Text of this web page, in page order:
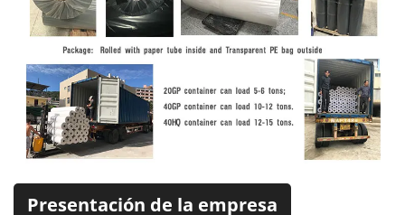
Presentación de la empresa